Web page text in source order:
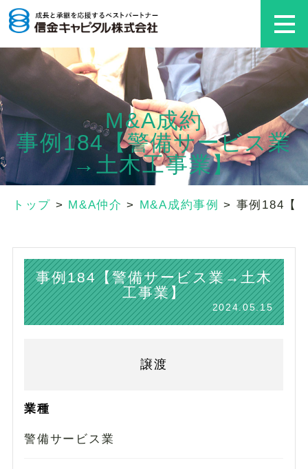
M&A成約
事例184【警備サービス業
→土木工事業】
トップ > M&A仲介 > M&A成約事例 > 事例184【
事例184【警備サービス業→土木
工事業】
2024.05.15
譲渡
業種
警備サービス業